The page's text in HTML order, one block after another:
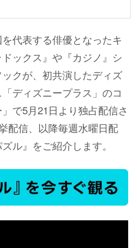
代表する俳優となったキ
ックス』や『カジノ』シ
クが、初共演したディズ
ディズニープラス」のコ
で5月21日より独占配信さ
配信、以降毎週水曜日配
ル』をご紹介します。